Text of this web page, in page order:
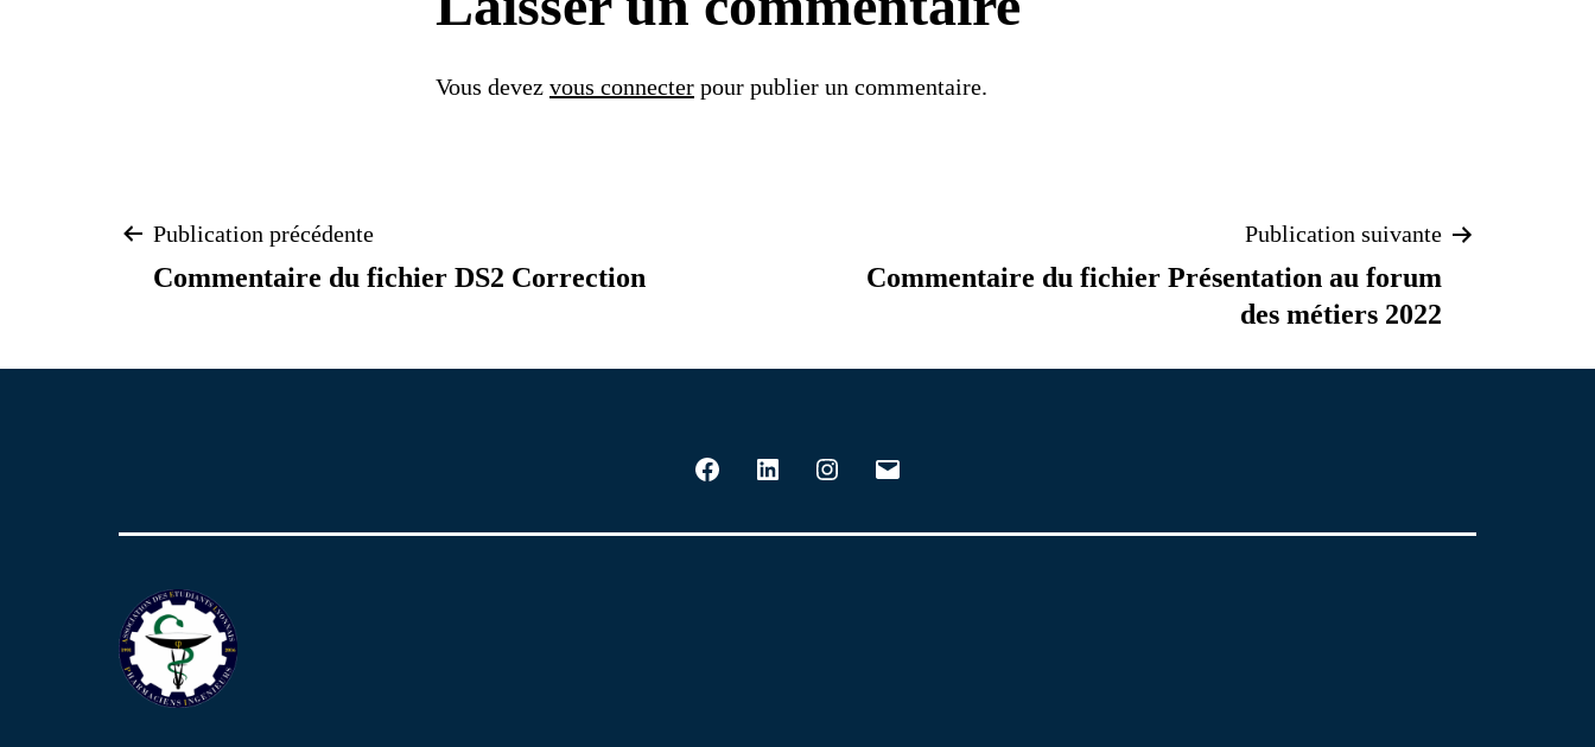
Vous devez vous connecter pour publier un commentaire.
Navigation
Publication précédente
Commentaire du fichier DS2 Correction
Publication suivante
Commentaire du fichier Présentation au forum
des métiers 2022
Facebook LinkedIn Instagram